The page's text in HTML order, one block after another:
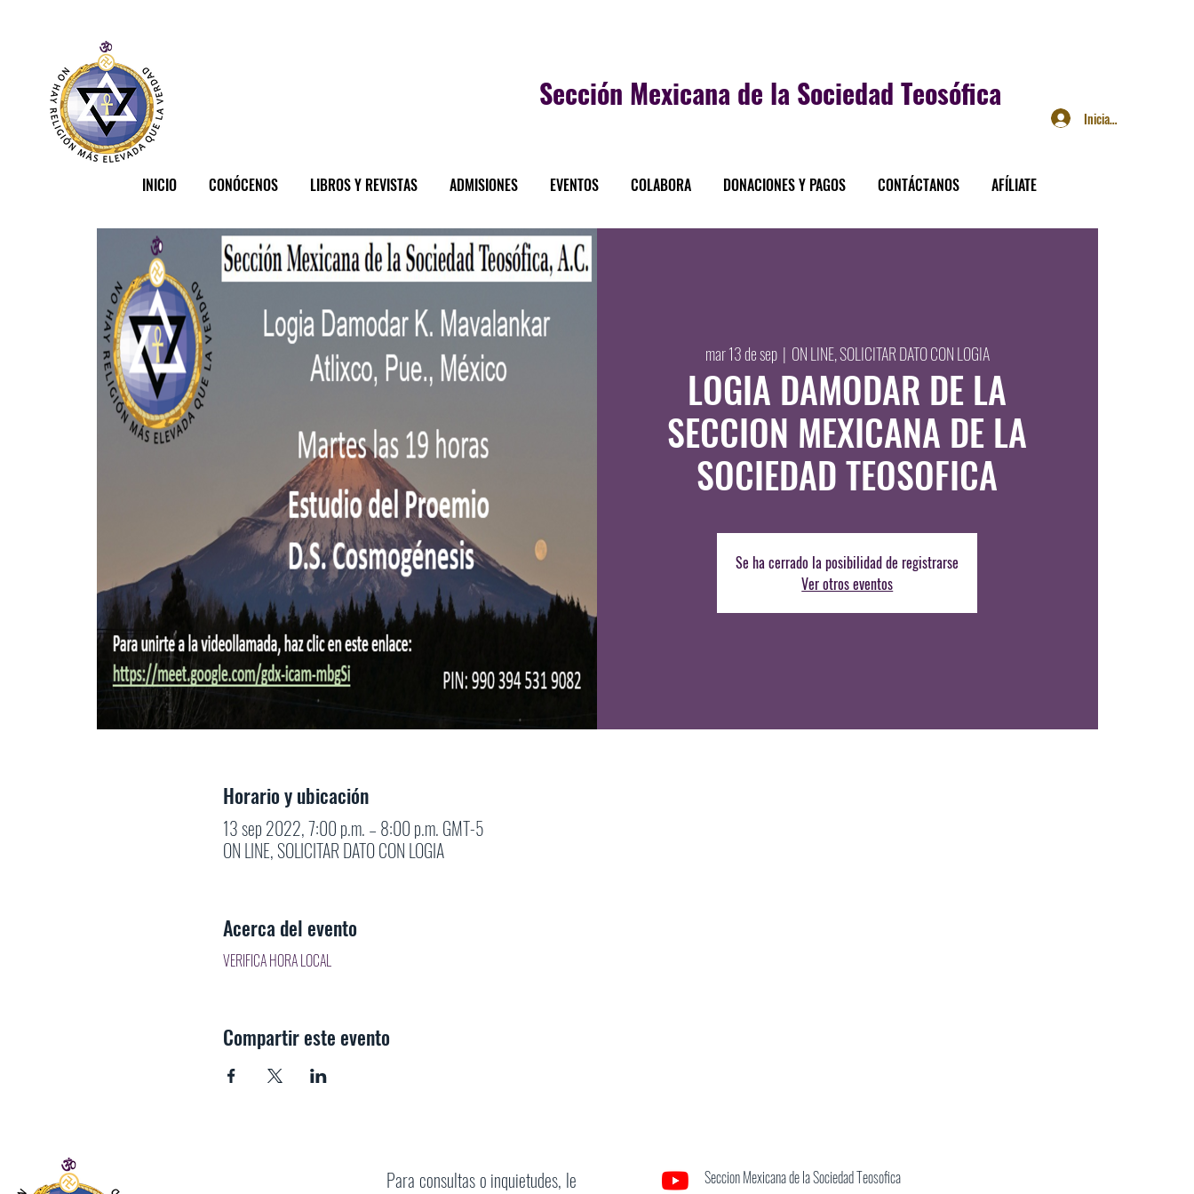
Sección Mexicana de la Sociedad Teosófica
INICIO CONÓCENOS LIBROS Y REVISTAS ADMISIONES EVENTOS COLABORA DONACIONES Y PAGOS CONTÁCTANOS AFÍLIATE
Iniciar sesión
mar 13 de sep
  |
ON LINE, SOLICITAR DATO CON LOGIA
LOGIA DAMODAR DE LA
SECCION MEXICANA DE LA
SOCIEDAD TEOSOFICA
Se ha cerrado la posibilidad de registrarse
Ver otros eventos
Horario y ubicación
13 sep 2022, 7:00 p.m. – 8:00 p.m. GMT-5
ON LINE, SOLICITAR DATO CON LOGIA
Acerca del evento
VERIFICA HORA LOCAL
Compartir este evento
Para consultas o inquietudes, le
Seccion Mexicana de la Sociedad Teosofica